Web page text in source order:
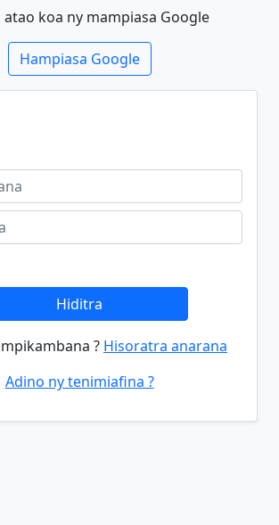
atao koa ny mampiasa Google
Hampiasa Google
Hiditra
? Hisoratra anarana
Adino ny tenimiafina ?